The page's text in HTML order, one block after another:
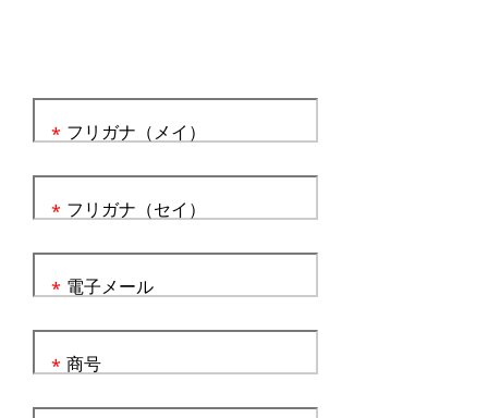
フリガナ（メイ）
*
フリガナ（セイ）
*
電子メール
*
商号
*